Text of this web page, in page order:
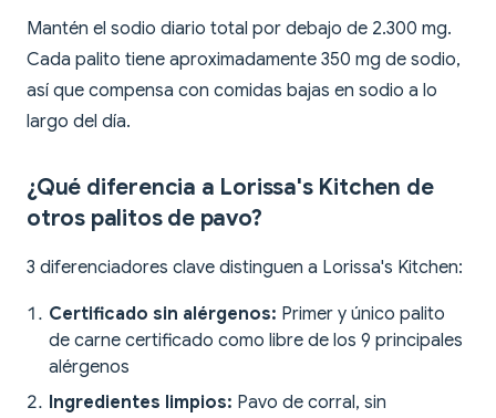
Mantén el sodio diario total por debajo de 2.300 mg.
Cada palito tiene aproximadamente 350 mg de sodio,
así que compensa con comidas bajas en sodio a lo
largo del día.
¿Qué diferencia a Lorissa's Kitchen de
otros palitos de pavo?
3 diferenciadores clave distinguen a Lorissa's Kitchen:
Certificado sin alérgenos: Primer y único palito
de carne certificado como libre de los 9 principales
alérgenos
Ingredientes limpios: Pavo de corral, sin